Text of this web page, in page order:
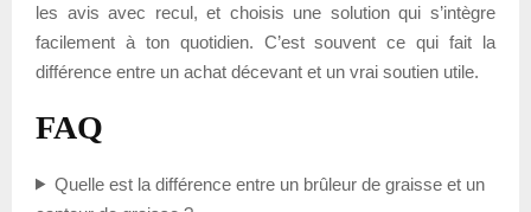
les avis avec recul, et choisis une solution qui s’intègre
facilement à ton quotidien. C’est souvent ce qui fait la
différence entre un achat décevant et un vrai soutien utile.
FAQ
Quelle est la différence entre un brûleur de graisse et un